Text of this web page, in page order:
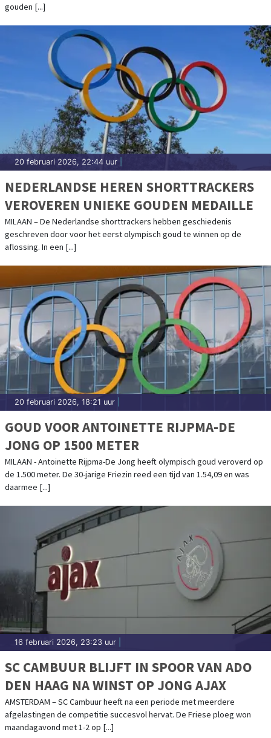
gouden [...]
20 februari 2026, 22:44 uur
NEDERLANDSE HEREN SHORTTRACKERS
VEROVEREN UNIEKE GOUDEN MEDAILLE
MILAAN – De Nederlandse shorttrackers hebben geschiedenis
geschreven door voor het eerst olympisch goud te winnen op de
aflossing. In een [...]
20 februari 2026, 18:21 uur
GOUD VOOR ANTOINETTE RIJPMA-DE
JONG OP 1500 METER
MILAAN - Antoinette Rijpma-De Jong heeft olympisch goud veroverd op
de 1.500 meter. De 30-jarige Friezin reed een tijd van 1.54,09 en was
daarmee [...]
16 februari 2026, 23:23 uur
SC CAMBUUR BLIJFT IN SPOOR VAN ADO
DEN HAAG NA WINST OP JONG AJAX
AMSTERDAM – SC Cambuur heeft na een periode met meerdere
afgelastingen de competitie succesvol hervat. De Friese ploeg won
maandagavond met 1-2 op [...]